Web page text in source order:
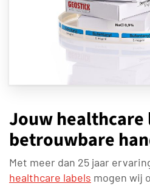
Jouw healthcare
betrouwbare
Met meer dan 25 jaar
healthcare labels mogen wij